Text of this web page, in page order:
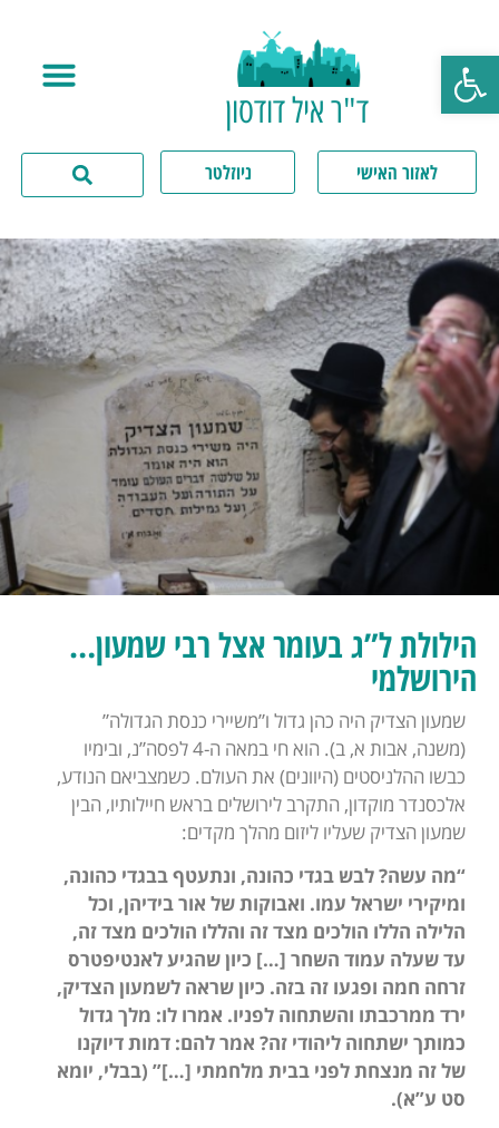
פתח סרגל נגישות
ד"ר איל דודסון
לאזור האישי ניוזלטר
הילולת ל”ג בעומר אצל רבי שמעון…
הירושלמי
שמעון הצדיק היה כהן גדול ו”משיירי כנסת הגדולה”
(משנה, אבות א, ב). הוא חי במאה ה-4 לפסה”נ, ובימיו
כבשו ההלניסטים (היוונים) את העולם. כשמצביאם הנודע,
אלכסנדר מוקדון, התקרב לירושלים בראש חיילותיו, הבין
שמעון הצדיק שעליו ליזום מהלך מקדים:
“מה עשה? לבש בגדי כהונה, ונתעטף בבגדי כהונה,
ומיקירי ישראל עמו. ואבוקות של אור בידיהן, וכל
הלילה הללו הולכים מצד זה והללו הולכים מצד זה,
עד שעלה עמוד השחר […] כיון שהגיע לאנטיפטרס
זרחה חמה ופגעו זה בזה. כיון שראה לשמעון הצדיק,
ירד ממרכבתו והשתחוה לפניו. אמרו לו: מלך גדול
כמותך ישתחוה ליהודי זה? אמר להם: דמות דיוקנו
של זה מנצחת לפני בבית מלחמתי […]” (בבלי, יומא
סט ע”א).